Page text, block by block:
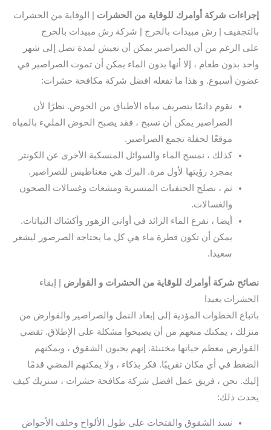
إجراءات شركة أوامرك للوقاية من الحشرات | الوقاية من الحشرات
بالتجفيف | رش مبيدات بالخرج | شركة رش مبيدات بالخرج
على الرغم من أن الصراصير يمكن أن تعيش لمدة تصل إلى شهر
واحد بدون طعام ، إلا أنها بدون الماء يمكن أن تموت الصراصير في
غضون أسبوع. و هذا ما تفعله افضل شركة مكافحة حشرات:
نقوم دائمًا بتصريف مياه الأطباق من الحوض. نظرًا لأن
الصراصير يمكن أن تسبح ، فقد يصبح الحوض المليء بالمياه
موقعًا لحفلة تجمع الصراصير.
كذلك ، نمسح الماء والسوائل المنسكبة الأخرى عن الكونتر
بمجرد رؤيتها لأول مرة. البرك هي مغناطيس للصراصير.
ثم ، نصلح الحنفيات المتسربة ومشعات وغسالات الصحون
والغسالات.
أيضا ، نفرغ الماء الزائد في أواني الزهور وأكشاك النباتات.
يمكن أن تكون قطرة ماء هي كل ما يحتاجه الصرصور ليشعر
سعيدا.
نصائح شركة أوامرك للوقاية من الحشرات و القوارض | إبقاء
الحشرات بعيدا
باتباع الخطوات المؤدية إلى إبعاد النمل والصراصير والقوارض من
منزلك ، يمكنك منعهم من أن يصبحوا مشكلة على الإطلاق. تقضي
القوارض معظم حياتها مختبئة. إنهم يحبون الشقوق ، ويمكنهم
الضغط في أي مكان تقريبًا. فكر بذكاء ، ولا يمكنهم المضي قدمًا
إليك. نحن ، فريق عمل افضل شركة مكافحة حشرات ، سنريك كيف
يحدث ذلك:
نسد الشقوق والفتحات على طول الألواح وخلف الأحواض